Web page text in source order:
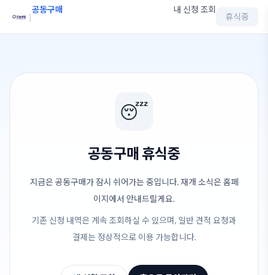
|
공동구매 내 신청 조회
휴식중
😴
공동구매 휴식중
지금은 공동구매가 잠시 쉬어가는 중입니다. 재개 소식은 홈페
이지에서 안내드릴게요.
기존 신청 내역은 계속 조회하실 수 있으며, 일반 견적 요청과
결제는 정상적으로 이용 가능합니다.